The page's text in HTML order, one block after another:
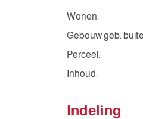
Wonen:
Gebouw geb.
Perceel:
Inhoud:
Indeling